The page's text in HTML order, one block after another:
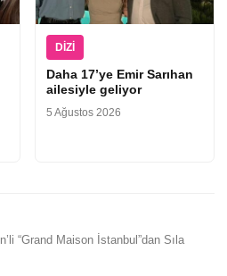
DIZI
Daha 17’ye Emir Sarıhan
ailesiyle geliyor
5 Ağustos 2026
“Grand Maison İstanbul”dan Sıla